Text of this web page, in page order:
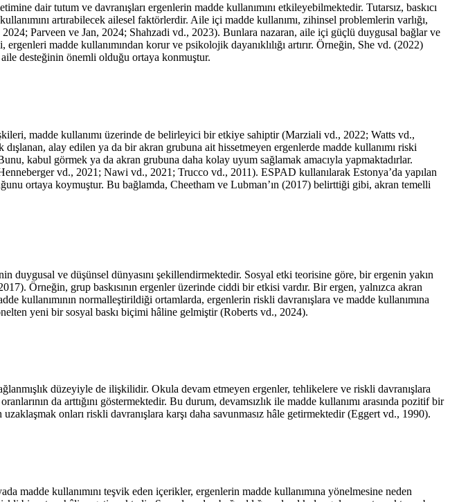
dair tutum ve davranışları ergenlerin madde kullanımını etkileyebilmektedir. Tutarsız, baskıcı
artırabilecek ailesel faktörlerdir. Aile içi madde kullanımı, zihinsel problemlerin varlığı,
2024; Parveen ve Jan, 2024; Shahzadi vd., 2023). Bunlara nazaran, aile içi güçlü duygusal bağlar ve
ergenleri madde kullanımından korur ve psikolojik dayanıklılığı artırır. Örneğin, She vd. (2022)
aile desteğinin önemli olduğu ortaya konmuştur.
madde kullanımı üzerinde de belirleyici bir etkiye sahiptir (Marziali vd., 2022; Watts vd.,
alay edilen ya da bir akran grubuna ait hissetmeyen ergenlerde madde kullanımı riski
kabul görmek ya da akran grubuna daha kolay uyum sağlamak amacıyla yapmaktadırlar.
vd., 2021; Nawi vd., 2021; Trucco vd., 2011). ESPAD kullanılarak Estonya’da yapılan
ortaya koymuştur. Bu bağlamda, Cheetham ve Lubman’ın (2017) belirttiği gibi, akran temelli
ve düşünsel dünyasını şekillendirmektedir. Sosyal etki teorisine göre, bir ergenin yakın
). Örneğin, grup baskısının ergenler üzerinde ciddi bir etkisi vardır. Bir ergen, yalnızca akran
kullanımının normalleştirildiği ortamlarda, ergenlerin riskli davranışlara ve madde kullanımına
yeni bir sosyal baskı biçimi hâline gelmiştir (Roberts vd., 2024).
düzeyiyle de ilişkilidir. Okula devam etmeyen ergenler, tehlikelere ve riskli davranışlara
da arttığını göstermektedir. Bu durum, devamsızlık ile madde kullanımı arasında pozitif bir
onları riskli davranışlara karşı daha savunmasız hâle getirmektedir (Eggert vd., 1990).
kullanımını teşvik eden içerikler, ergenlerin madde kullanımına yönelmesine neden